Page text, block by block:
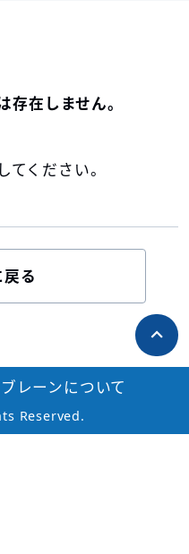
存在しません。
てください。
戻る
Reserved.
レーンについて